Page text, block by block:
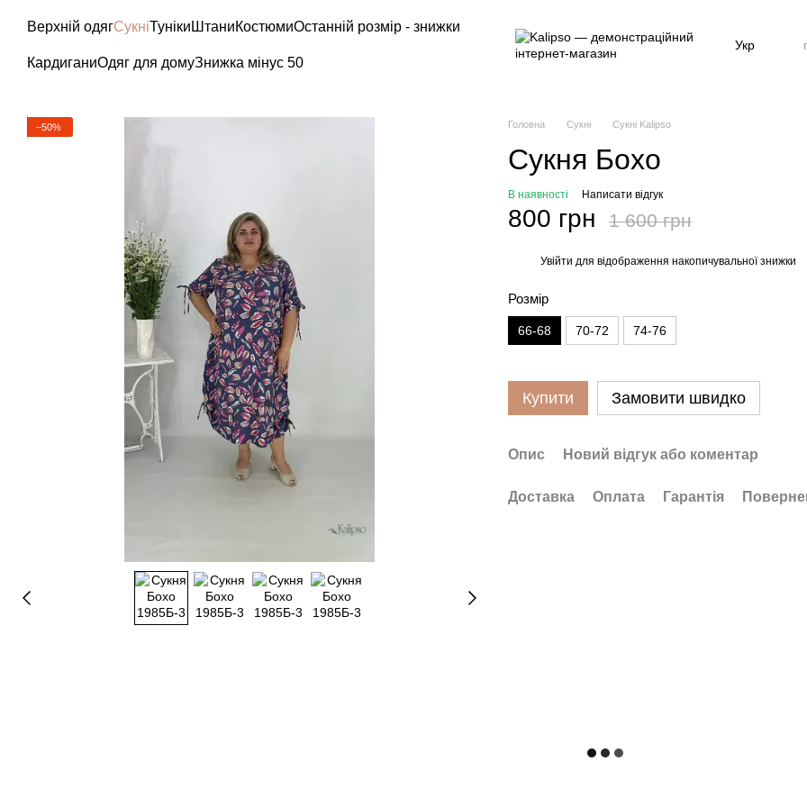
Верхній одягСукніТуніки ШтаниКостюмиОстанній розмір - знижки
КардиганиОдяг для домуЗнижка мінус 50
Укр
−50% Головна Сукні Сукні Kalipso
Сукня Бохо
В наявності Написати відгук
800 грн 1 600 грн
Увійти для відображення накопичувальної знижки
Розмір
66-68 70-72 74-76
Купити Замовити швидко
Опис Новий відгук або коментар
Доставка Оплата Гарантія